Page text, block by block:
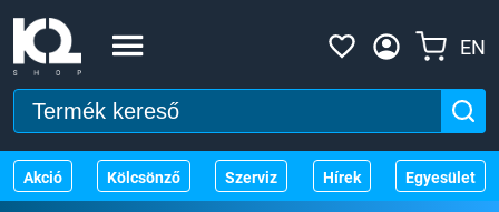
EN
Akció Kölcsönző Szerviz Hírek Egyesület